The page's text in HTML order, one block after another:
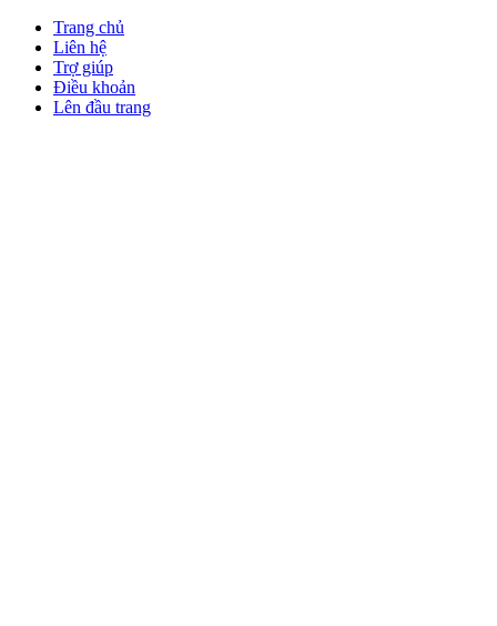
Trang chủ
Liên hệ
Trợ giúp
Điều khoản
Lên đầu trang